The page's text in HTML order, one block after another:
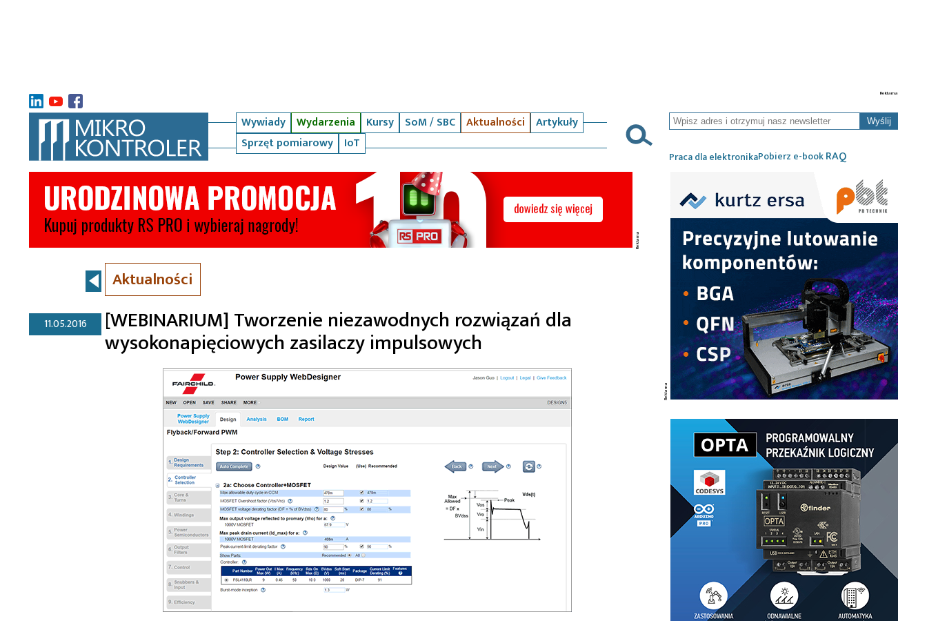
Wywiady Wydarzenia Kursy SoM / SBC Aktualności
Artykuły
Sprzęt pomiarowy
IoT
Wyślij
Praca dla elektronikaPobierz e-bookRAQ
Aktualności
11.05.2016 [WEBINARIUM] Tworzenie niezawodnych rozwiązań dla
wysokonapięciowych zasilaczy impulsowych